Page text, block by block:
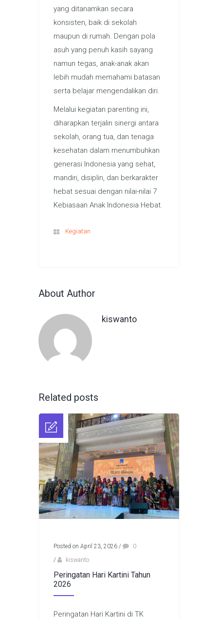
yang ditanamkan secara
konsisten, baik di sekolah
maupun di rumah. Dengan pola
asuh yang penuh kasih sayang
namun tegas, anak-anak akan
lebih mudah memahami batasan
serta belajar mengendalikan diri.
Melalui kegiatan parenting ini,
diharapkan terjalin sinergi antara
sekolah, orang tua, dan tenaga
kesehatan dalam menumbuhkan
generasi Indonesia yang sehat,
mandiri, disiplin, dan berkarakter
hebat sesuai dengan nilai-nilai 7
Kebiasaan Anak Indonesia Hebat.
Kegiatan
About Author
kiswanto
Related posts
Posted on April 23, 2026 /
0
/
kiswanto
Peringatan Hari Kartini Tahun
2026
Peringatan Hari Kartini di TK